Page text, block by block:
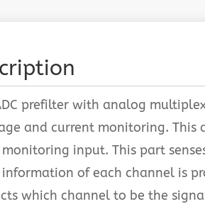
prefilter with analog
and current monitoring.
input. This part
of each channel is
which channel to be the